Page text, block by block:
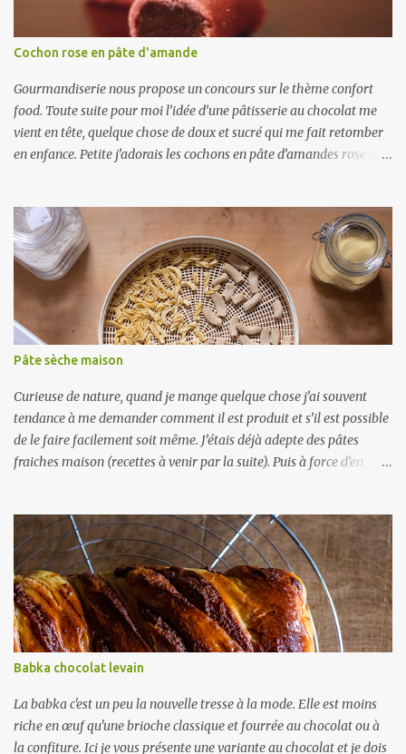
Cochon rose en pâte d'amande
Gourmandiserie nous propose un concours sur le thème confort
food. Toute suite pour moi l’idée d’une pâtisserie au chocolat me
vient en tête, quelque chose de doux et sucré qui me fait retomber
en enfance. Petite j’adorais les cochons en pâte d’amandes rose de
ressemble beaucoup à ceux de la boulangerie, un vrai régal. Par
contre niveau esthétique on repassera. Que personne ne me dise
que ça ne ressemble pas à un cochon... Je m’en suis aperçu très
rapidement, et ça n’a cessé de m’énerver ! Ce n’est pas facile à faire
une tête de cochon ! Puis je me suis rendu compte en repassant à la
boulangerie, qu’ils ne posent pas la tête dessus, mais ils la font
dans le prolongement du boudin. Alors tant pis si on ne dirait pas
ça ...
Pâte sèche maison
Curieuse de nature, quand je mange quelque chose j’ai souvent
tendance à me demander comment il est produit et s’il est possible
de le faire facilement soit même. J’étais déjà adepte des pâtes
fraiches maison (recettes à venir par la suite). Puis à force d’en
simplement de l’eau de la farine. Mais comment peut-on leur
donner la forme, sèchent-elles avec un trou au milieu? J’ai fini par
trouver un extrudeur de pâte, de la même marque que ma
machine à pâte fraiche. Il y a un modèle avec moteur et un
manuel. Mon choix s’est porté sur le mode manuel ( Mercato -
Regina ). Après le 1 er essai, j'ai vite compris l’intérêt du moteur. Les
pâtes du commerce sont majoritairement réalisées avec du blé dur.
une meilleure tenue des pâtes à la cuisson, qu’elles sont plus fermes
et meilleures en...
Babka chocolat levain
La babka c'est un peu la nouvelle tresse à la mode. Elle est moins
riche en œuf qu'une brioche classique et fourrée au chocolat ou à
la confiture. Ici je vous présente une variante au chocolat et je dois